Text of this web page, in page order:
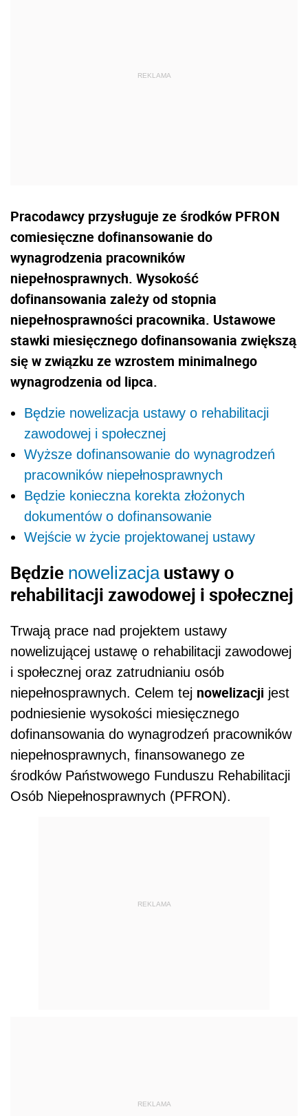
Pracodawcy przysługuje ze środków PFRON
comiesięczne dofinansowanie do
wynagrodzenia pracowników
niepełnosprawnych. Wysokość
dofinansowania zależy od stopnia
niepełnosprawności pracownika. Ustawowe
stawki miesięcznego dofinansowania zwiększą
się w związku ze wzrostem minimalnego
wynagrodzenia od lipca.
Będzie nowelizacja ustawy o rehabilitacji
zawodowej i społecznej
Wyższe dofinansowanie do wynagrodzeń
pracowników niepełnosprawnych
Będzie konieczna korekta złożonych
dokumentów o dofinansowanie
Wejście w życie projektowanej ustawy
Będzie nowelizacjaustawy o
rehabilitacji zawodowej i społecznej
Trwają prace nad projektem ustawy
nowelizującej ustawę o rehabilitacji zawodowej
i społecznej oraz zatrudnianiu osób
niepełnosprawnych. Celem tej nowelizacji jest
podniesienie wysokości miesięcznego
dofinansowania do wynagrodzeń pracowników
niepełnosprawnych, finansowanego ze
środków Państwowego Funduszu Rehabilitacji
Osób Niepełnosprawnych (PFRON).
REKLAMA
REKLAMA